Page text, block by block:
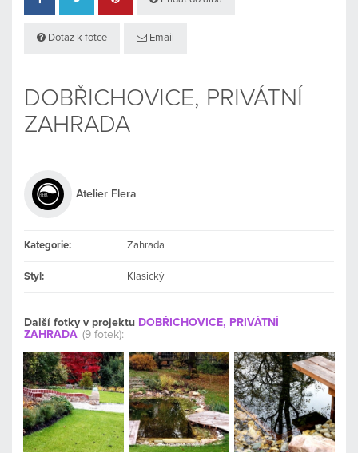
Dotaz k fotce Email
DOBŘICHOVICE, PRIVÁTNÍ
ZAHRADA
Atelier Flera
Kategorie: Zahrada
Styl: Klasický
Další fotky v projektu DOBŘICHOVICE, PRIVÁTNÍ
ZAHRADA (9 fotek):